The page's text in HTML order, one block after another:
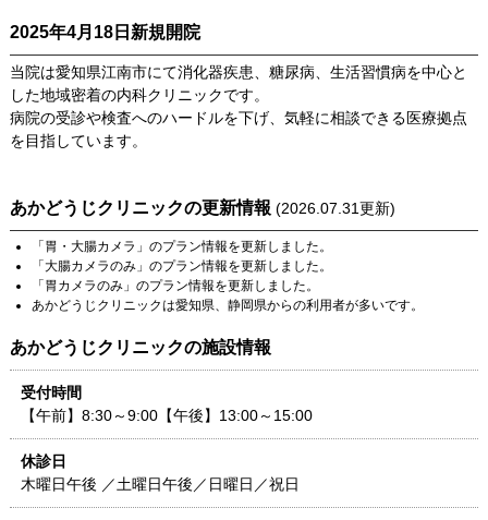
2025年4月18日新規開院
当院は愛知県江南市にて消化器疾患、糖尿病、生活習慣病を中心と
した地域密着の内科クリニックです。
病院の受診や検査へのハードルを下げ、気軽に相談できる医療拠点
を目指しています。
あかどうじクリニックの更新情報 (2026.07.31更新)
「 胃・大腸カメラ 」のプラン情報を更新しました。
「 大腸カメラのみ」のプラン情報を更新しました。
「 胃カメラのみ」のプラン情報を更新しました。
あかどうじクリニックは愛知県、 静岡県からの利用者が多いです。
あかどうじクリニックの施設情報
受付時間
【午前】8:30～9:00【午後】13:00～15:00
休診日
木曜日午後 ／土曜日午後／日曜日／祝日